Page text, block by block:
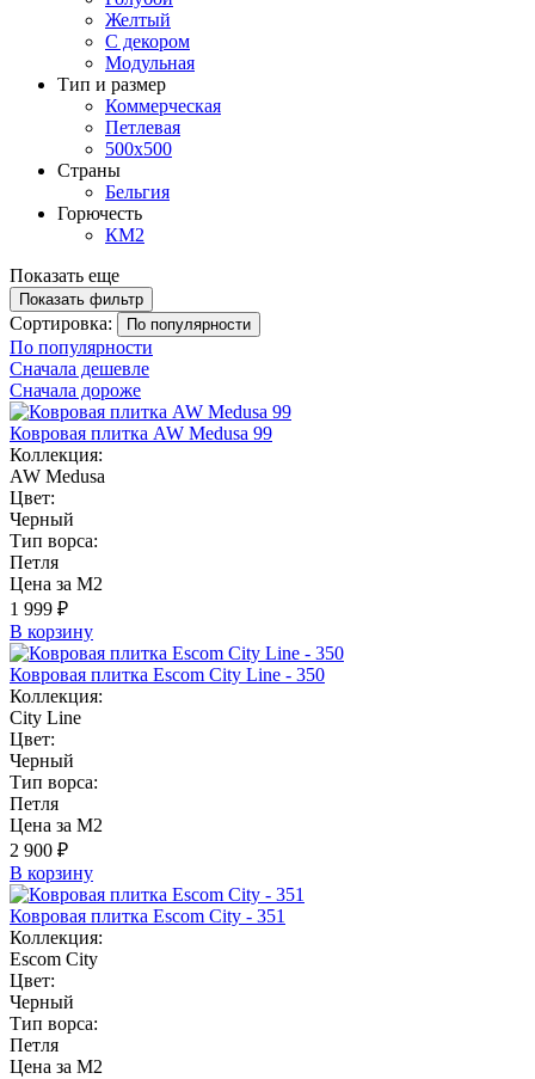
Желтый
С декором
Модульная
Тип и размер
Коммерческая
Петлевая
500х500
Страны
Бельгия
Горючесть
КМ2
Показать еще
Показать фильтр
Сортировка: По популярности
По популярности
Сначала дешевле
Сначала дороже
Ковровая плитка AW Medusa 99
Коллекция:
AW Medusa
Цвет:
Черный
Тип ворса:
Петля
Цена за М2
1 999 ₽
В корзину
Ковровая плитка Escom City Line - 350
Коллекция:
City Line
Цвет:
Черный
Тип ворса:
Петля
Цена за М2
2 900 ₽
В корзину
Ковровая плитка Escom City - 351
Коллекция:
Escom City
Цвет:
Черный
Тип ворса:
Петля
Цена за М2